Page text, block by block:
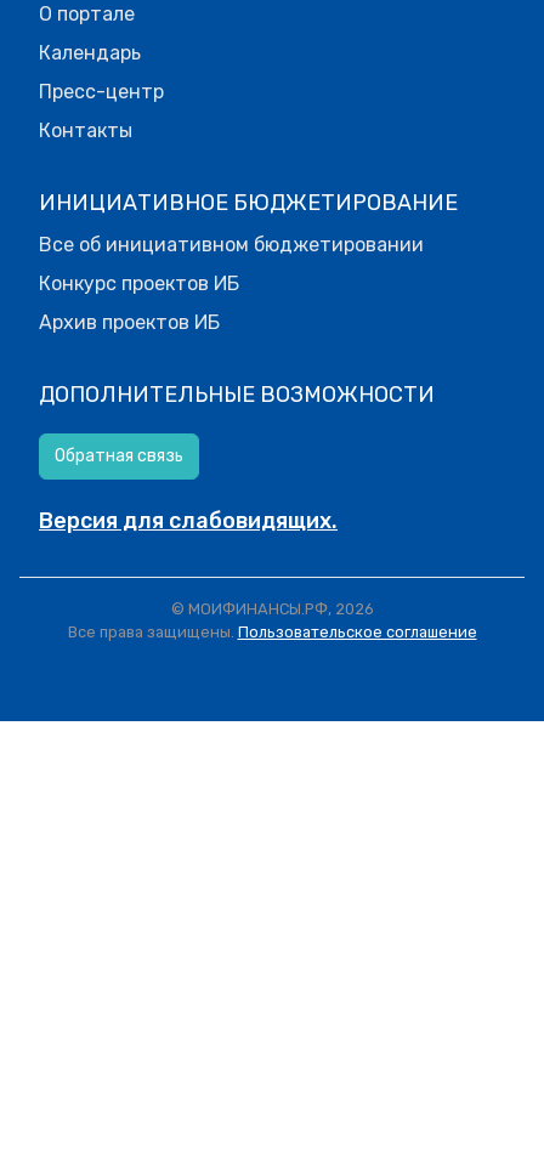
О портале
Календарь
Пресс-центр
Контакты
ИНИЦИАТИВНОЕ БЮДЖЕТИРОВАНИЕ
Все об инициативном бюджетировании
Конкурс проектов ИБ
Архив проектов ИБ
ДОПОЛНИТЕЛЬНЫЕ ВОЗМОЖНОСТИ
Обратная связь
Версия для слабовидящих.
© МОИФИНАНСЫ.РФ, 2026
Все права защищены. Пользовательское соглашение